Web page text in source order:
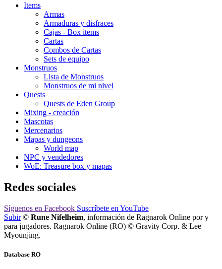
Items
Armas
Armaduras y disfraces
Cajas - Box items
Cartas
Combos de Cartas
Sets de equipo
Monstruos
Lista de Monstruos
Monstruos de mi nivel
Quests
Quests de Eden Group
Mixing - creación
Mascotas
Mercenarios
Mapas y dungeons
World map
NPC y vendedores
WoE: Treasure box y mapas
Redes sociales
Síguenos en Facebook Suscríbete en YouTube
Subir© Rune Nifelheim, información de Ragnarok Online por y
para jugadores. Ragnarok Online (RO) © Gravity Corp. & Lee
Myounjing.
Database RO